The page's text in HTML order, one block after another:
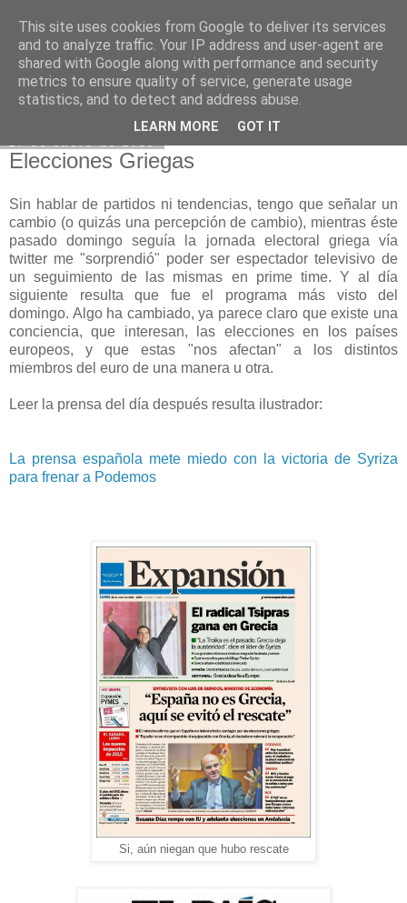
Mariusland.es
Elecciones Griegas
Sin hablar de partidos ni tendencias, tengo que señalar un
cambio (o quizás una percepción de cambio), mientras éste
pasado domingo seguía la jornada electoral griega vía
twitter me "sorprendió" poder ser espectador televisivo de
un seguimiento de las mismas en prime time. Y al día
siguiente resulta que fue el programa más visto del
domingo. Algo ha cambiado, ya parece claro que existe una
conciencia, que interesan, las elecciones en los países
europeos, y que estas "nos afectan" a los distintos
miembros del euro de una manera u otra.
Leer la prensa del día después resulta ilustrador:
La prensa española mete miedo con la victoria de Syriza
para frenar a Podemos
Si, aún niegan que hubo rescate
This site uses cookies from Google to deliver its services
and to analyze traffic. Your IP address and user-agent are
shared with Google along with performance and security
metrics to ensure quality of service, generate usage
statistics, and to detect and address abuse.
LEARN MORE GOT IT